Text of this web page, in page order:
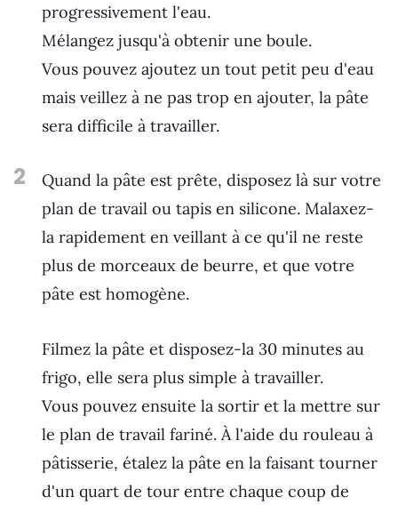
progressivement l'eau.
Mélangez jusqu'à obtenir une boule.
Vous pouvez ajoutez un tout petit peu d'eau
mais veillez à ne pas trop en ajouter, la pâte
sera difficile à travailler.
2
Quand la pâte est prête, disposez là sur votre
plan de travail ou tapis en silicone. Malaxez-
la rapidement en veillant à ce qu'il ne reste
plus de morceaux de beurre, et que votre
pâte est homogène.
Filmez la pâte et disposez-la 30 minutes au
frigo, elle sera plus simple à travailler.
Vous pouvez ensuite la sortir et la mettre sur
le plan de travail fariné. À l'aide du rouleau à
pâtisserie, étalez la pâte en la faisant tourner
d'un quart de tour entre chaque coup de